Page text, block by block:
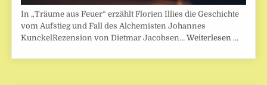
In „Träume aus Feuer“ erzählt Florien Illies die Geschichte
vom Aufstieg und Fall des Alchemisten Johannes
KunckelRezension von Dietmar Jacobsen…Weiterlesen …